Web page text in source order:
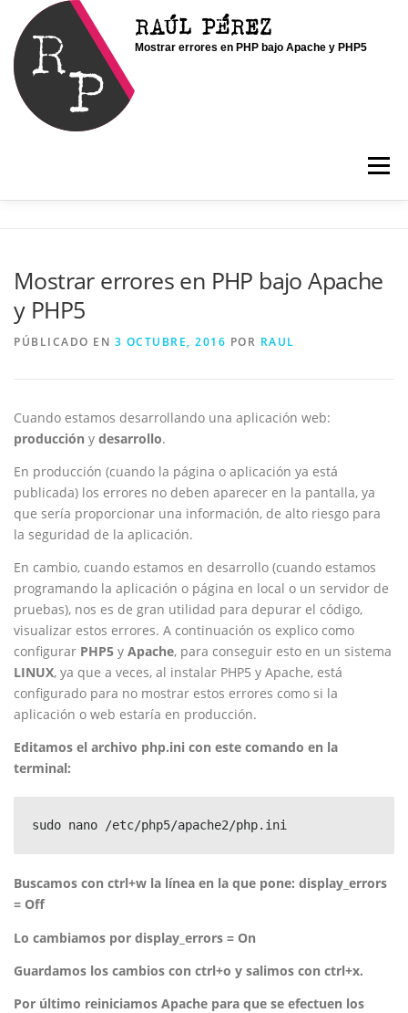
contenido
RAÚL PÉREZ
Mostrar errores en PHP bajo Apache y PHP5
Menú
PORTFOLIO
Mostrar errores en PHP bajo Apache
y PHP5
PÚBLICADO EN 3 OCTUBRE, 2016 POR RAUL
Cuando estamos desarrollando una aplicación web:
producción y desarrollo.
En producción (cuando la página o aplicación ya está
publicada) los errores no deben aparecer en la pantalla, ya
que sería proporcionar una información, de alto riesgo para
la seguridad de la aplicación.
En cambio, cuando estamos en desarrollo (cuando estamos
programando la aplicación o página en local o un servidor de
pruebas), nos es de gran utilidad para depurar el código,
visualizar estos errores. A continuación os explico como
configurar PHP5 y Apache, para conseguir esto en un sistema
LINUX, ya que a veces, al instalar PHP5 y Apache, está
configurado para no mostrar estos errores como si la
aplicación o web estaría en producción.
Editamos el archivo php.ini con este comando en la
terminal:
sudo nano /etc/php5/apache2/php.ini
Buscamos con ctrl+w la línea en la que pone: display_errors
= Off
Lo cambiamos por display_errors = On
Guardamos los cambios con ctrl+o y salimos con ctrl+x.
Por último reiniciamos Apache para que se efectuen los